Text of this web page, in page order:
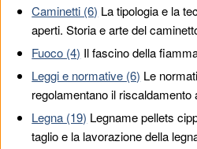
Caminetti (6) La tipologia e la
aperti. Storia e arte del
Fuoco (4) Il fascino della
Leggi e normative (6) Le
regolamentano il riscaldamento
Legna (19) Legname pellets
taglio e la lavorazione della